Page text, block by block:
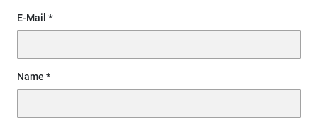
E-Mail
Name